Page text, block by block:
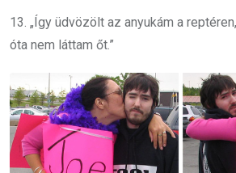
13. „Így üdvözölt az anyukám a
óta nem láttam őt.”